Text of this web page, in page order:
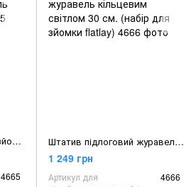
Штатив підлоговий для зйомки зверху журавель (для зйомки flatlay)
4665
Штатив підлоговий журавель кільцевим світлом 30 см. (набір для зйомки flatlay)
1 249 грн
Артикул для
4666